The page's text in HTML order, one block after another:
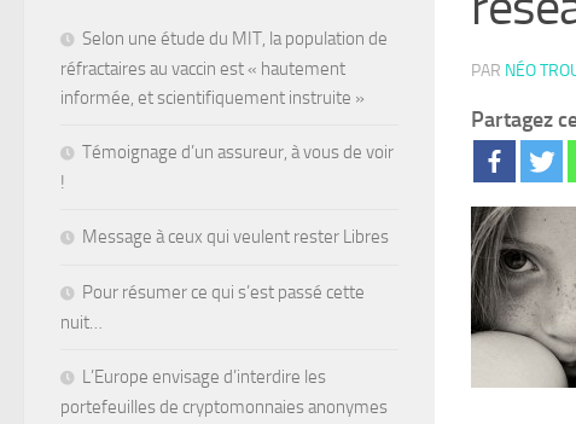
PAR NÉO
Partagez
Selon une étude du MIT, la population de
réfractaires au vaccin est « hautement
informée, et scientifiquement instruite »
Témoignage d’un assureur, à vous de voir
!
Message à ceux qui veulent rester Libres
Pour résumer ce qui s’est passé cette
nuit…
L’Europe envisage d’interdire les
portefeuilles de cryptomonnaies anonymes